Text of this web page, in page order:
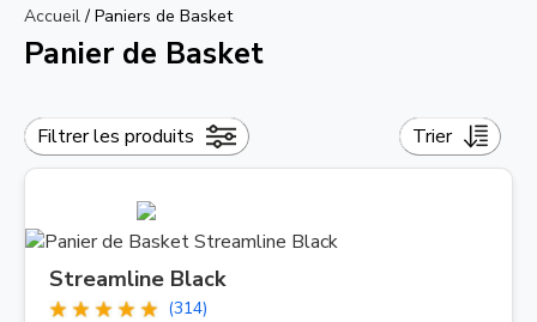
Accueil/ Paniers de Basket
Panier de Basket
Filtrer les produits Trier
Streamline Black
(314)